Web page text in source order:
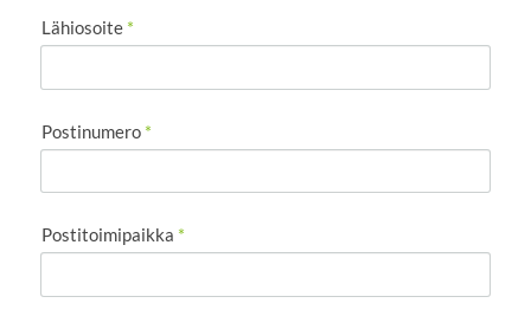
Lähiosoite *
Postinumero *
Postitoimipaikka *